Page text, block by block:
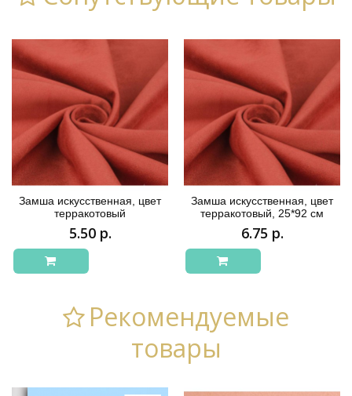
Замша искусственная, цвет
терракотовый
5.50 р.
Замша искусственная, цвет
терракотовый, 25*92 см
6.75 р.
Рекомендуемые
товары